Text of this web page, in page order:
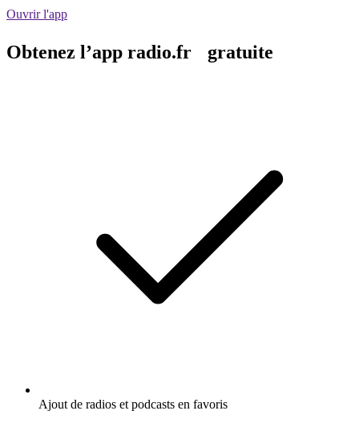
Ouvrir l'app
Obtenez l’app radio.fr gratuite
Ajout de radios et podcasts en favoris